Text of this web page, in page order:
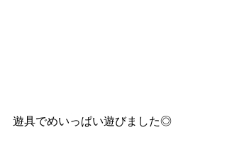
遊具でめいっぱい遊びました◎